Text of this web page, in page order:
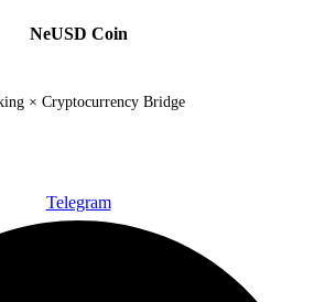
NeUSD Coin
× Cryptocurrency Bridge
Telegram